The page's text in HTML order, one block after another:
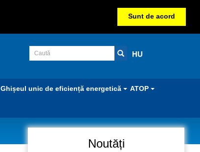
Sunt de acord
HU
Ghișeul unic de eficiență energetică ATOP
Noutăți